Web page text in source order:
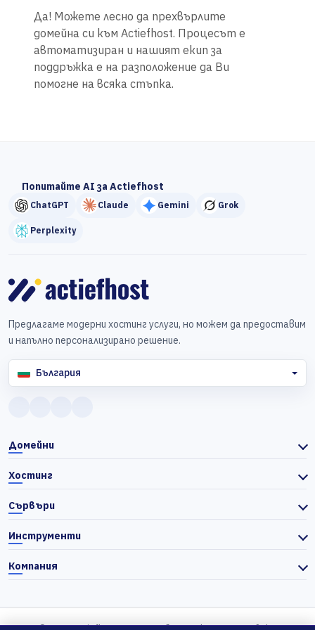
Да! Можете лесно да прехвърлите
домейна си към Actiefhost. Процесът е
автоматизиран и нашият екип за
поддръжка е на разположение да Ви
помогне на всяка стъпка.
Попитайте AI за Actiefhost
ChatGPT Claude Gemini Grok
Perplexity
Предлагаме модерни хостинг услуги, но можем да предоставим
и напълно персонализирано решение.
България
Домейни
Хостинг
Сървъри
Инструменти
Компания